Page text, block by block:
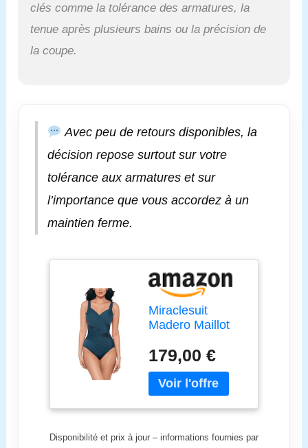
clés comme la tolérance des armatures, la
tenue après plusieurs bains ou la précision de
la coupe.
Avec peu de retours disponibles, la
décision repose surtout sur votre
tolérance aux armatures et sur
l’importance que vous accordez à un
maintien ferme.
Miraclesuit
Madero Maillot
pièce à
armatures
Bonnet DD,
Réseau, 16
179,00 €
Disponibilité et prix à jour – informations fournies par